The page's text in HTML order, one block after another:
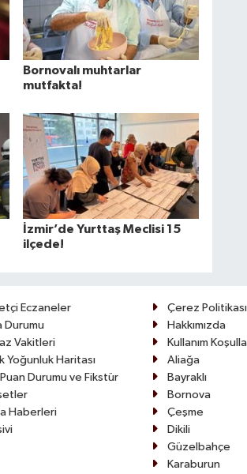
Bornovalı muhtarlar
mutfakta!
İzmir’de Yurttaş Meclisi 15
ilçede!
Eczaneler
Durumu
Vakitleri
Yoğunluk Haritası
Durumu ve Fikstür
Haberleri
Çerez Politikası
Hakkımızda
Kullanım
Aliağa
Bayraklı
Bornova
Çeşme
Dikili
Güzelbahçe
Karaburun